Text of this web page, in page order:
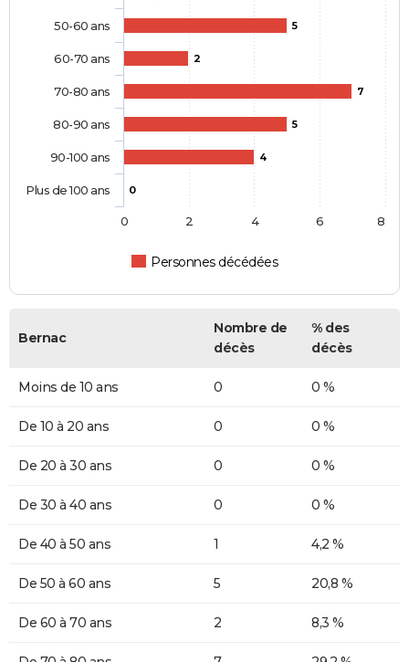
5
2
7
5
4
0
Personnes décédées
50-60 ans
60-70 ans
70-80 ans
80-90 ans
90-100 ans
Plus de 100 ans
0 2 4 6 8
Bernac
Nombre de
décès
% des
décès
Moins de 10 ans 0 0 %
De 10 à 20 ans 0 0 %
De 20 à 30 ans 0 0 %
De 30 à 40 ans 0 0 %
De 40 à 50 ans 1 4,2 %
De 50 à 60 ans 5 20,8 %
De 60 à 70 ans 2 8,3 %